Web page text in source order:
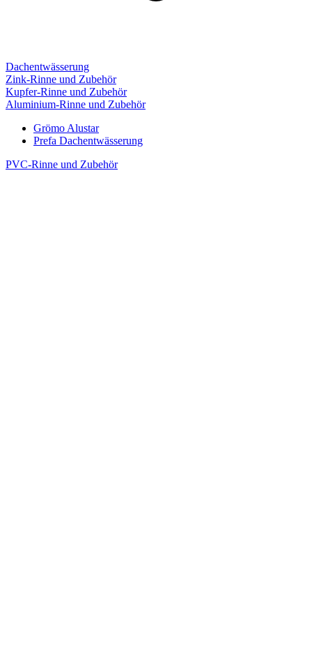
Dachentwässerung
Zink-Rinne und Zubehör
Kupfer-Rinne und Zubehör
Aluminium-Rinne und Zubehör
Grömo Alustar
Prefa Dachentwässerung
PVC-Rinne und Zubehör